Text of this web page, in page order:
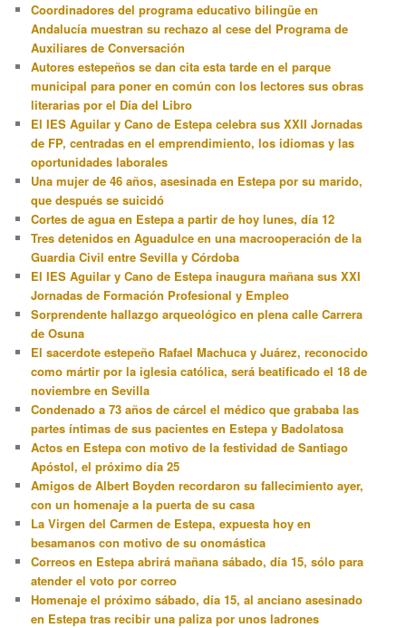
Coordinadores del programa educativo bilingüe en
Andalucía muestran su rechazo al cese del Programa de
Auxiliares de Conversación
Autores estepeños se dan cita esta tarde en el parque
municipal para poner en común con los lectores sus obras
literarias por el Día del Libro
El IES Aguilar y Cano de Estepa celebra sus XXII Jornadas
de FP, centradas en el emprendimiento, los idiomas y las
oportunidades laborales
Una mujer de 46 años, asesinada en Estepa por su marido,
que después se suicidó
Cortes de agua en Estepa a partir de hoy lunes, día 12
Tres detenidos en Aguadulce en una macrooperación de la
Guardia Civil entre Sevilla y Córdoba
El IES Aguilar y Cano de Estepa inaugura mañana sus XXI
Jornadas de Formación Profesional y Empleo
Sorprendente hallazgo arqueológico en plena calle Carrera
de Osuna
El sacerdote estepeño Rafael Machuca y Juárez, reconocido
como mártir por la iglesia católica, será beatificado el 18 de
noviembre en Sevilla
Condenado a 73 años de cárcel el médico que grababa las
partes íntimas de sus pacientes en Estepa y Badolatosa
Actos en Estepa con motivo de la festividad de Santiago
Apóstol, el próximo día 25
Amigos de Albert Boyden recordaron su fallecimiento ayer,
con un homenaje a la puerta de su casa
La Virgen del Carmen de Estepa, expuesta hoy en
besamanos con motivo de su onomástica
Correos en Estepa abrirá mañana sábado, día 15, sólo para
atender el voto por correo
Homenaje el próximo sábado, día 15, al anciano asesinado
en Estepa tras recibir una paliza por unos ladrones